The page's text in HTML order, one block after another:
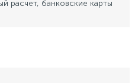
расчет, банковские карты